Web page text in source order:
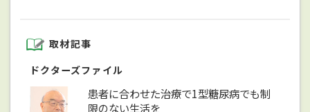
取材記事
ドクターズファイル
患者に合わせた治療で1型糖尿病でも制
限のない生活を